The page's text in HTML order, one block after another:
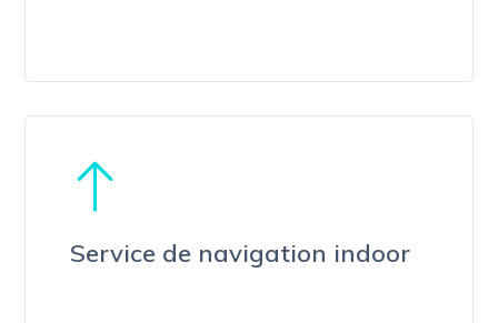
Service de navigation indoor